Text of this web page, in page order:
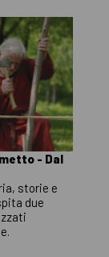
- Dal
storie e
due